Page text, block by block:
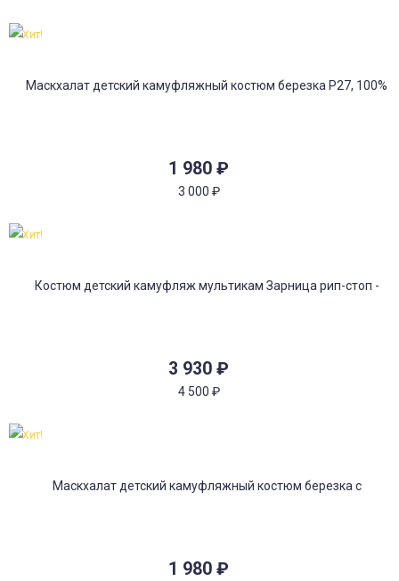
1 980 ₽
3 000 ₽
Хит!
3 930 ₽
4 500 ₽
Хит!
1 980 ₽
Хит!